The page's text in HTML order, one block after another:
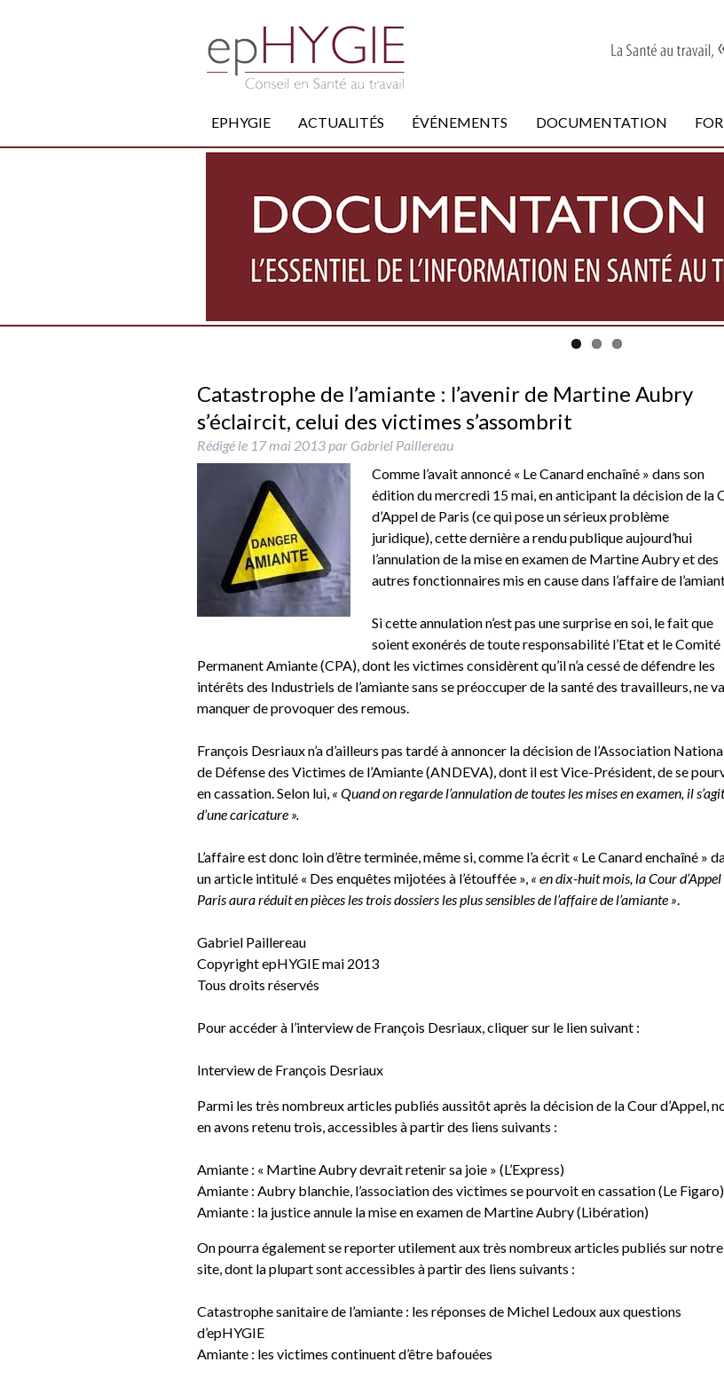
EPHYGIE ACTUALITÉS ÉVÉNEMENTS DOCUMENTATION
Catastrophe de l’amiante : l’avenir de Martine Aubry
s’éclaircit, celui des victimes s’assombrit
Rédigé le 17 mai 2013 par Gabriel Paillereau
Comme l’avait annoncé « Le Canard enchaîné » dans son
édition du mercredi 15 mai, en anticipant la décision de la
d’Appel de Paris (ce qui pose un sérieux problème
juridique), cette dernière a rendu publique aujourd’hui
l’annulation de la mise en examen de Martine Aubry et des
autres fonctionnaires mis en cause dans l’affaire de
Si cette annulation n’est pas une surprise en soi, le fait que
soient exonérés de toute responsabilité l’Etat et le Comité
Permanent Amiante (CPA), dont les victimes considèrent qu’il n’a cessé de défendre les
intérêts des Industriels de l’amiante sans se préoccuper de la santé des travailleurs, ne
manquer de provoquer des remous.
François Desriaux n’a d’ailleurs pas tardé à annoncer la décision de l’Association
de Défense des Victimes de l’Amiante (ANDEVA), dont il est Vice-Président, de se
en cassation. Selon lui, « Quand on regarde l’annulation de toutes les mises en examen, il s’agit
d’une caricature ».
L’affaire est donc loin d’être terminée, même si, comme l’a écrit « Le Canard enchaîné »
un article intitulé « Des enquêtes mijotées à l’étouffée », « en dix-huit mois, la Cour d’Appel
Paris aura réduit en pièces les trois dossiers les plus sensibles de l’affaire de l’amiante ».
Gabriel Paillereau
Copyright epHYGIE mai 2013
Tous droits réservés
Pour accéder à l’interview de François Desriaux, cliquer sur le lien suivant :
Interview de François Desriaux
Parmi les très nombreux articles publiés aussitôt après la décision de la Cour d’Appel,
en avons retenu trois, accessibles à partir des liens suivants :
Amiante : « Martine Aubry devrait retenir sa joie » (L’Express)
Amiante : Aubry blanchie, l’association des victimes se pourvoit en cassation (Le Figaro)
Amiante : la justice annule la mise en examen de Martine Aubry (Libération)
On pourra également se reporter utilement aux très nombreux articles publiés sur notre
site, dont la plupart sont accessibles à partir des liens suivants :
Catastrophe sanitaire de l’amiante : les réponses de Michel Ledoux aux questions
d’epHYGIE
Amiante : les victimes continuent d’être bafouées